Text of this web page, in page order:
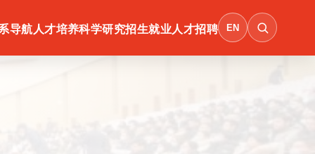
导航 人才培养科学研究招生就业人才招聘 EN